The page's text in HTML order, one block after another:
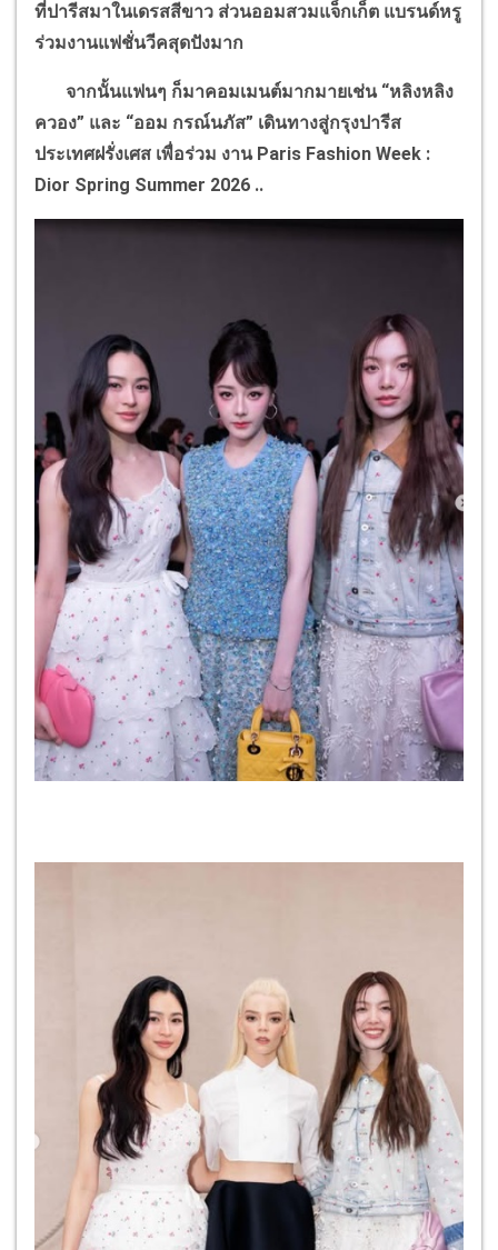
ที่ปารีสมาในเดรสสีขาว ส่วนออมสวมแจ็กเก็ต แบรนด์หรู
ร่วมงานแฟชั่นวีคสุดปังมาก
จากนั้นแฟนๆ ก็มาคอมเมนต์มากมายเช่น “หลิงหลิง
ควอง” และ “ออม กรณ์นภัส” เดินทางสู่กรุงปารีส
ประเทศฝรั่งเศส เพื่อร่วม งาน Paris Fashion Week :
Dior Spring Summer 2026 ..